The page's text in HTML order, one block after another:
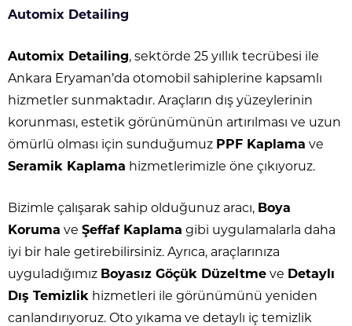
Automix Detailing
Automix Detailing, sektörde 25 yıllık tecrübesi ile
Ankara Eryaman’da otomobil sahiplerine kapsamlı
hizmetler sunmaktadır. Araçların dış yüzeylerinin
korunması, estetik görünümünün artırılması ve uzun
ömürlü olması için sunduğumuz PPF Kaplama ve
Seramik Kaplama hizmetlerimizle öne çıkıyoruz.
Bizimle çalışarak sahip olduğunuz aracı, Boya
Koruma ve Şeffaf Kaplama gibi uygulamalarla daha
iyi bir hale getirebilirsiniz. Ayrıca, araçlarınıza
uyguladığımız Boyasız Göçük Düzeltme ve Detaylı
Dış Temizlik hizmetleri ile görünümünü yeniden
canlandırıyoruz. Oto yıkama ve detaylı iç temizlik